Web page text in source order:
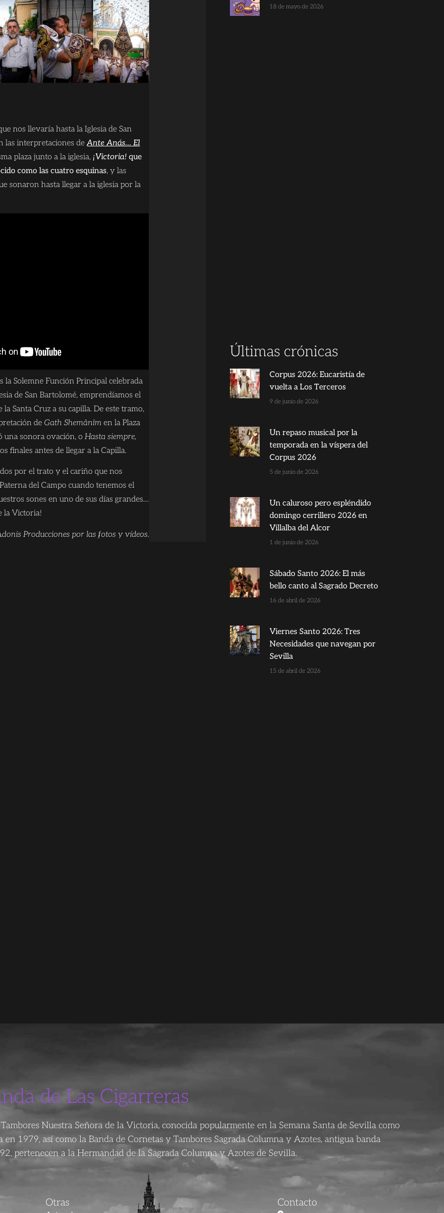
nos llevaría hasta la Iglesia de San
las interpretaciones deAnte Anás… El
plaza junto a la iglesia, ¡Victoria! que
como las cuatro esquinas, y las
sonaron hasta llegar a la iglesia por la
la Solemne Función Principal celebrada
de San Bartolomé, emprendíamos el
la Santa Cruz a su capilla. De este tramo,
deGath Shemânîm en la Plaza
una sonora ovación, oHasta siempre,
finales antes de llegar a la Capilla.
por el trato y el cariño que nos
del Campo cuando tenemos el
sones en uno de sus días grandes…
la Victoria!
Producciones por las fotos y vídeos.
18 de mayo de 2026
Últimas crónicas
Corpus 2026: Eucaristía de
vuelta a Los Terceros
9 de junio de 2026
Un repaso musical por la
temporada en la víspera del
Corpus 2026
5 de junio de 2026
Un caluroso pero espléndido
domingo cerrillero 2026 en
Villalba del Alcor
1 de junio de 2026
Sábado Santo 2026: El más
bello canto al Sagrado Decreto
16 de abril de 2026
Viernes Santo 2026: Tres
Necesidades que navegan por
Sevilla
15 de abril de 2026
de Las Cigarreras
Nuestra Señora de la Victoria, conocida popularmente en la Semana Santa de Sevilla como
en 1979, así como la Banda de Cornetas y Tambores Sagrada Columna y Azotes, antigua banda
pertenecen a la Hermandad de la Sagrada Columna y Azotes de Sevilla.
Otras Contacto